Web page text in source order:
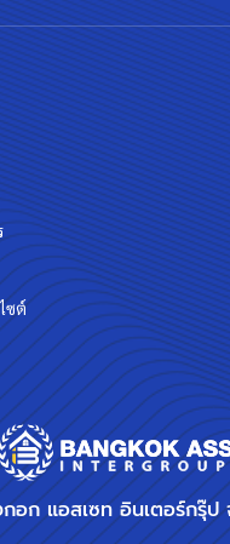
อก แอสเซท อินเตอร์กรุ๊ป
ซต์